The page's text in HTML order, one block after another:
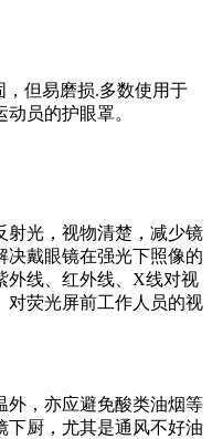
但易磨损.多数使用于
员的护眼罩。
光，视物清楚，减少镜
决戴眼镜在强光下照像的
外线、红外线、X线对视
对荧光屏前工作人员的视
，亦应避免酸类油烟等
下厨，尤其是通风不好油